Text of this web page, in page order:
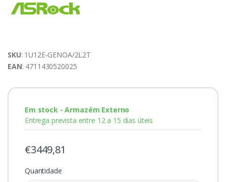
SKU: 1U12E-GENOA/2L2T
EAN: 4711430520025
Em stock - Armazém Externo
Entrega prevista entre 12 a 15 dias úteis
€3449,81
Quantidade